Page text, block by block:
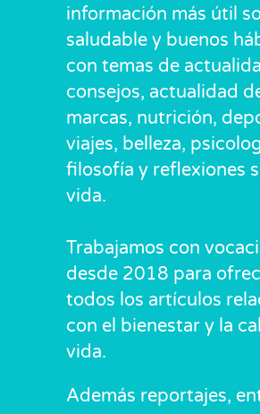
información más útil
saludable y buenos
con temas de
consejos, actualidad
marcas, nutrición,
viajes, belleza,
filosofía y reflexiones
vida.
Trabajamos con
desde 2018 para
todos los artículos
con el bienestar y la
vida.
Además reportajes,